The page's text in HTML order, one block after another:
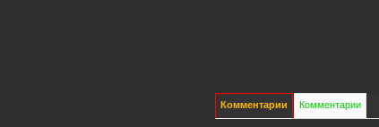
Комментарии Комментарии